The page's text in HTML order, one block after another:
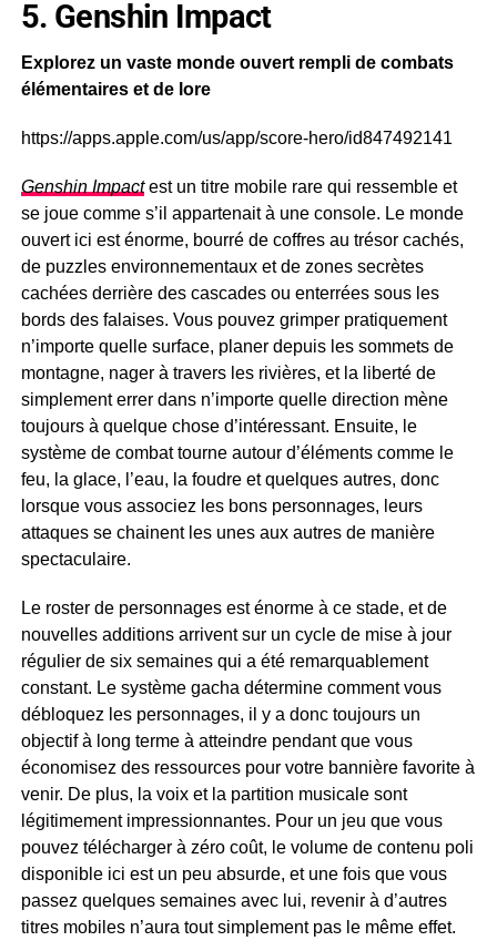
5. Genshin Impact
Explorez un vaste monde ouvert rempli de combats
élémentaires et de lore
https://apps.apple.com/us/app/score-hero/id847492141
Genshin Impactest un titre mobile rare qui ressemble et
se joue comme s’il appartenait à une console. Le monde
ouvert ici est énorme, bourré de coffres au trésor cachés,
de puzzles environnementaux et de zones secrètes
cachées derrière des cascades ou enterrées sous les
bords des falaises. Vous pouvez grimper pratiquement
n’importe quelle surface, planer depuis les sommets de
montagne, nager à travers les rivières, et la liberté de
simplement errer dans n’importe quelle direction mène
toujours à quelque chose d’intéressant. Ensuite, le
système de combat tourne autour d’éléments comme le
feu, la glace, l’eau, la foudre et quelques autres, donc
lorsque vous associez les bons personnages, leurs
attaques se chainent les unes aux autres de manière
spectaculaire.
Le roster de personnages est énorme à ce stade, et de
nouvelles additions arrivent sur un cycle de mise à jour
régulier de six semaines qui a été remarquablement
constant. Le système gacha détermine comment vous
débloquez les personnages, il y a donc toujours un
objectif à long terme à atteindre pendant que vous
économisez des ressources pour votre bannière favorite à
venir. De plus, la voix et la partition musicale sont
légitimement impressionnantes. Pour un jeu que vous
pouvez télécharger à zéro coût, le volume de contenu poli
disponible ici est un peu absurde, et une fois que vous
passez quelques semaines avec lui, revenir à d’autres
titres mobiles n’aura tout simplement pas le même effet.